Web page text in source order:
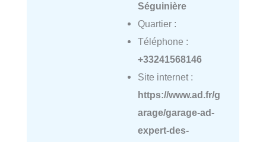
Séguinière
Quartier :
Téléphone :
+33241568146
Site internet :
https://www.ad.fr/g
arage/garage-ad-
expert-des-